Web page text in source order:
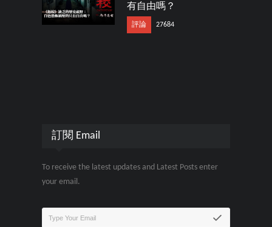
有自由嗎？
評論 27684
訂閱 Email
To receive the latest updates and Latest Posts enter
your email.